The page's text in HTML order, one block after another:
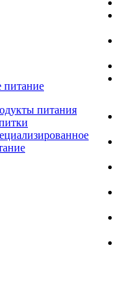
питание
питания